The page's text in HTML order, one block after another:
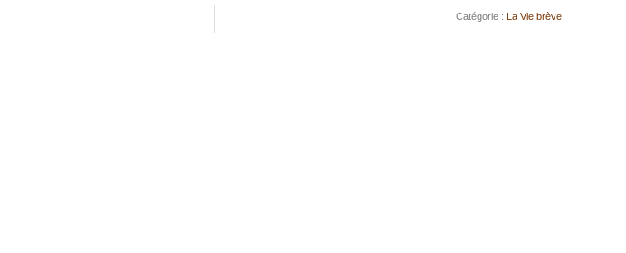
Catégorie : La Vie brève